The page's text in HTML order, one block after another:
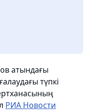
атындағы
түпкі
РИА Новости